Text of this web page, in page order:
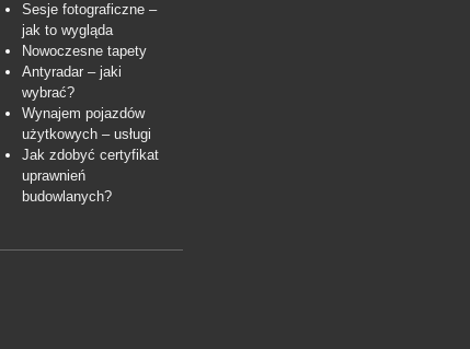
Sesje fotograficzne –
jak to wygląda
Nowoczesne tapety
Antyradar – jaki
wybrać?
Wynajem pojazdów
użytkowych – usługi
Jak zdobyć certyfikat
uprawnień
budowlanych?